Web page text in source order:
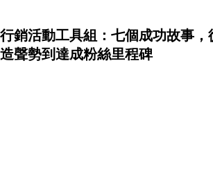
行銷活動工具組：七個成功故事
造聲勢到達成粉絲里程碑